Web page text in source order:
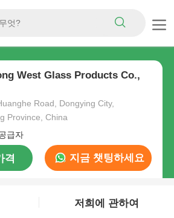
West Glass Products Co.,
Road, Dongying City,
Province, China
급자
격 지금 챗팅하세요
저희에 관하여